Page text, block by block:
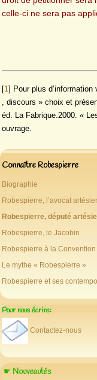
celle-ci ne sera pas
[1] Pour plus
, discours » choix et
éd. La Fabrique.2000. «
ouvrage.
Connaître Robespierre
Biographie
Robespierre, l’avocat
Robespierre, député
Robespierre, le Jacobin
Robespierre à la Convention
Le mythe « Robespierre »
Robespierre et ses
Pour nous écrire:
Contactez-nous
☛ Nouveautés